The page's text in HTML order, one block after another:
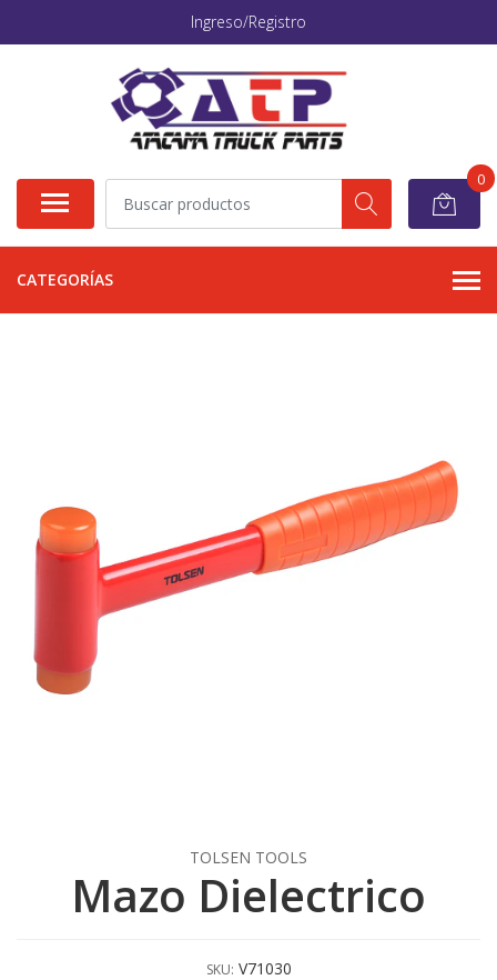
Ingreso/Registro
0
CATEGORÍAS
TOLSEN TOOLS
Mazo Dielectrico
SKU: V71030